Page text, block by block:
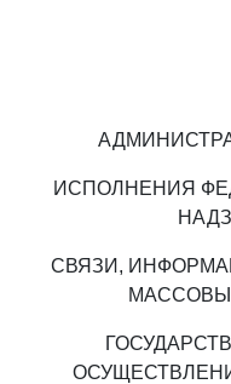
ИСПОЛНЕНИЯ
СВЯЗИ,